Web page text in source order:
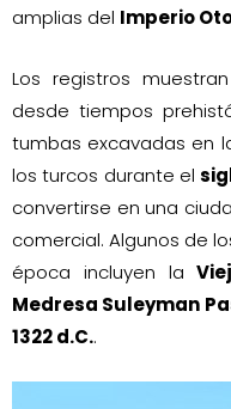
amplias del Imperio
Los registros
desde tiempos
tumbas excavadas en
los turcos durante el
convertirse en una
comercial. Algunos de
época incluyen la
Medresa Suleyman
1322 d.C..